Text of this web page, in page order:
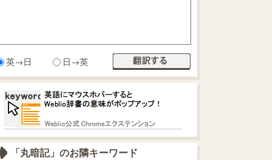
英→日 日→英
「丸暗記」のお隣キーワード